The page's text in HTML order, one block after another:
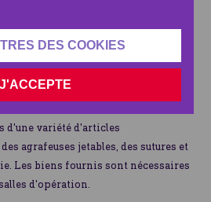
DES COOKIES
J'ACCEPTE
mai 2021, nous sommes venus en
qui n'accueille pas moins de 416
a été équipé d'articles de première
deux appareils vitaux, un
d'une variété d'articles
agrafeuses jetables, des sutures et
Les biens fournis sont nécessaires
d'opération.